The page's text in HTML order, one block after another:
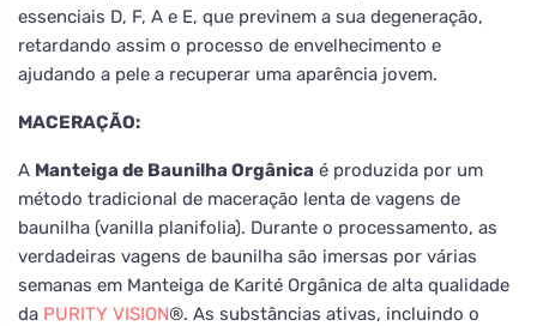
essenciais D, F, A e E, que previnem a sua degeneração,
retardando assim o processo de envelhecimento e
ajudando a pele a recuperar uma aparência jovem.
MACERAÇÃO:
A Manteiga de Baunilha Orgânica é produzida por um
método tradicional de maceração lenta de vagens de
baunilha (vanilla planifolia). Durante o processamento, as
verdadeiras vagens de baunilha são imersas por várias
semanas em Manteiga de Karité Orgânica de alta qualidade
da PURITY VISION®. As substâncias ativas, incluindo o